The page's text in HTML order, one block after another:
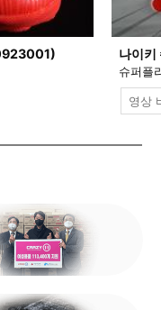
나이
슈퍼플
영상
"